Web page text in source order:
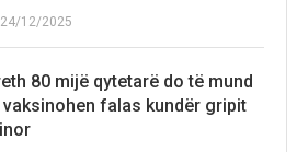
24/12/2025
80 mijë qytetarë do të mund
vaksinohen falas kundër gripit